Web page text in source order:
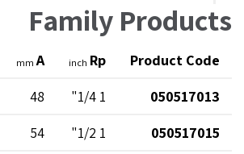
Family Products
Product Code
Rp
inch
A
mm
050517013
1 1/4"
48
050517015
1 1/2"
54